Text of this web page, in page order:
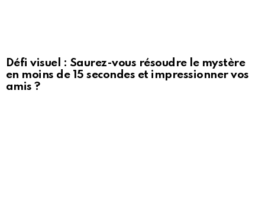
Défi visuel : Saurez-vous résoudre le mystère
en moins de 15 secondes et impressionner vos
amis ?